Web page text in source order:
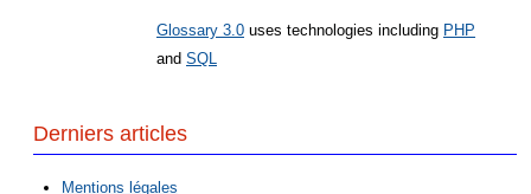
Glossary 3.0 uses technologies including PHP
and SQL
Derniers articles
Mentions légales